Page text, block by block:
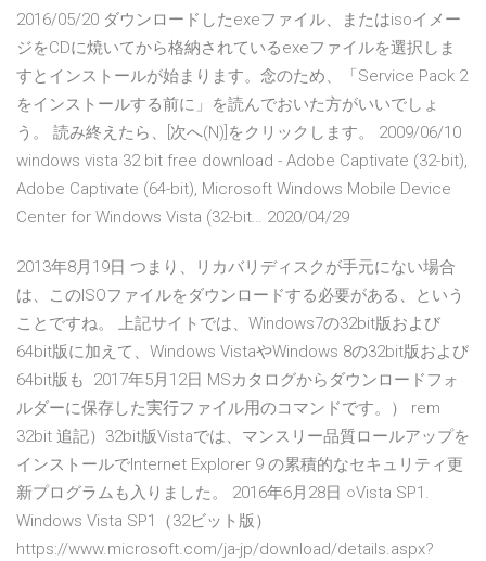
2016/05/20 ダウンロードしたexeファイル、またはisoイメー
ジをCDに焼いてから格納されているexeファイルを選択しま
すとインストールが始まります。念のため、「Service Pack 2
をインストールする前に」を読んでおいた方がいいでしょ
う。 読み終えたら、[次へ(N)]をクリックします。 2009/06/10
windows vista 32 bit free download - Adobe Captivate (32-bit),
Adobe Captivate (64-bit), Microsoft Windows Mobile Device
Center for Windows Vista (32-bit… 2020/04/29
2013年8月19日 つまり、リカバリディスクが手元にない場合
は、このISOファイルをダウンロードする必要がある、という
ことですね。 上記サイトでは、Windows7の32bit版および
64bit版に加えて、Windows VistaやWindows 8の32bit版および
64bit版も 2017年5月12日 MSカタログからダウンロードフォ
ルダーに保存した実行ファイル用のコマンドです。） rem
32bit 追記）32bit版Vistaでは、マンスリー品質ロールアップを
インストールでInternet Explorer 9 の累積的なセキュリティ更
新プログラムも入りました。 2016年6月28日 ○Vista SP1.
Windows Vista SP1（32ビット版）
https://www.microsoft.com/ja-jp/download/details.aspx?